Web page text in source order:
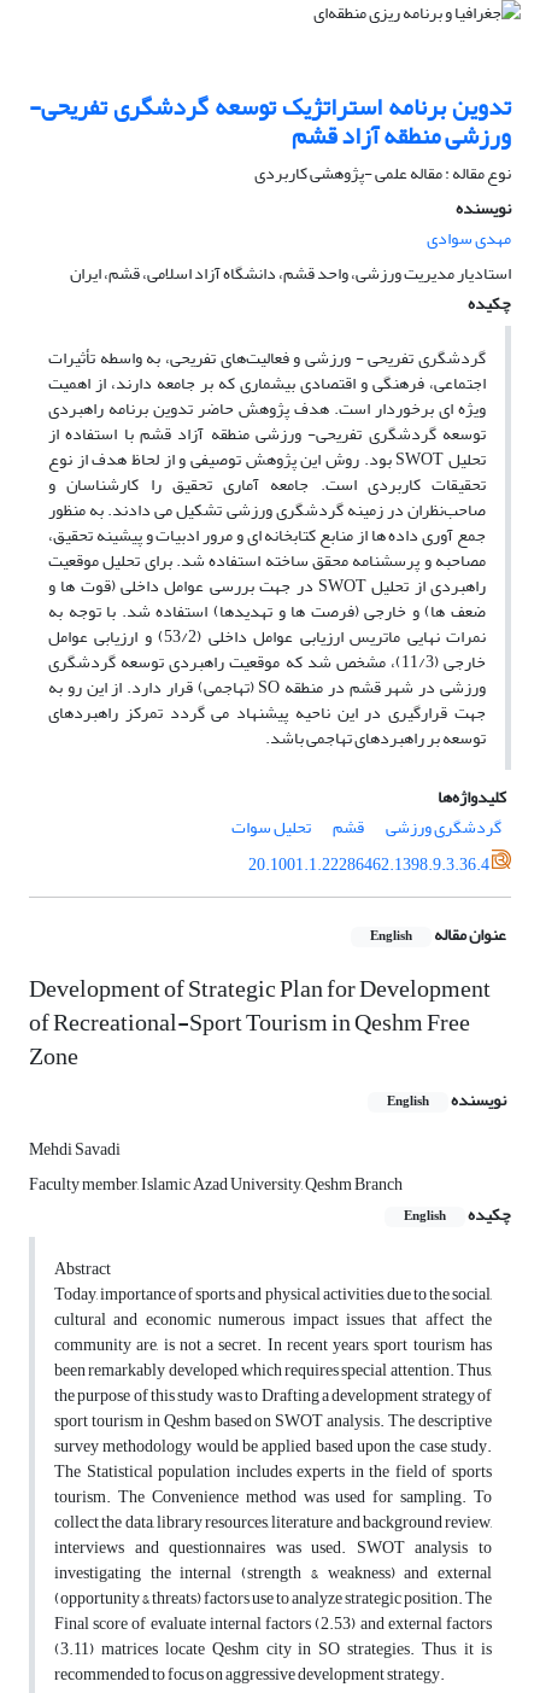
تدوین برنامه استراتژیک توسعه گردشگری تفریحی-
ورزشی منطقه آزاد قشم
نوع مقاله : مقاله علمی -پژوهشی کاربردی
نویسنده
مهدی سوادی
استادیار مدیریت ورزشی، واحد قشم، دانشگاه آزاد اسلامی، قشم، ایران
چکیده
گردشگری تفریحی - ورزشی و فعالیت‌های تفریحی، به واسطه تأثیرات
اجتماعی، فرهنگی و اقتصادی بیشماری که بر جامعه دارند، از اهمیت
ویژه ای برخوردار است. هدف پژوهش حاضر تدوین برنامه راهبردی
توسعه گردشگری تفریحی- ورزشی منطقه آزاد قشم با استفاده از
تحلیل SWOT بود. روش این پژوهش توصیفی و از لحاظ هدف از نوع
تحقیقات کاربردی است. جامعه آماری تحقیق را کارشناسان و
صاحب‌نظران در زمینه گردشگری ورزشی تشکیل می دادند. به منظور
جمع آوری داده ها از منابع کتابخانه ای و مرور ادبیات و پیشینه تحقیق،
مصاحبه و پرسشنامه محقق ساخته استفاده شد. برای تحلیل موقعیت
راهبردی از تحلیل SWOT در جهت بررسی عوامل داخلی (قوت ها و
ضعف ها) و خارجی (فرصت ها و تهدیدها) استفاده شد. با توجه به
نمرات نهایی ماتریس ارزیابی عوامل داخلی (53/2) و ارزیابی عوامل
خارجی (11/3)، مشخص شد که موقعیت راهبردی توسعه گردشگری
ورزشی در شهر قشم در منطقه SO (تهاجمی) قرار دارد. از این رو به
جهت قرارگیری در این ناحیه پیشنهاد می گردد تمرکز راهبردهای
توسعه بر راهبردهای تهاجمی باشد.
کلیدواژه‌ها
گردشگری ورزشی
قشم
تحلیل سوات
20.1001.1.22286462.1398.9.3.36.4
عنوان مقاله English
Development of Strategic Plan for Development
of Recreational-Sport Tourism in Qeshm Free
Zone
نویسنده English
Mehdi Savadi
Faculty member, Islamic Azad University, Qeshm Branch
چکیده
English
Abstract
Today, importance of sports and physical activities, due to the social,
cultural and economic numerous impact issues that affect the
community are, is not a secret. In recent years, sport tourism has
been remarkably developed, which requires special attention. Thus,
the purpose of this study was to Drafting a development strategy of
sport tourism in Qeshm based on SWOT analysis. The descriptive
survey methodology would be applied based upon the case study.
The Statistical population includes experts in the field of sports
tourism. The Convenience method was used for sampling. To
collect the data, library resources, literature and background review,
interviews and questionnaires was used. SWOT analysis to
investigating the internal (strength & weakness) and external
(opportunity & threats) factors use to analyze strategic position. The
Final score of evaluate internal factors (2.53) and external factors
(3.11) matrices locate Qeshm city in SO strategies. Thus, it is
recommended to focus on aggressive development strategy.